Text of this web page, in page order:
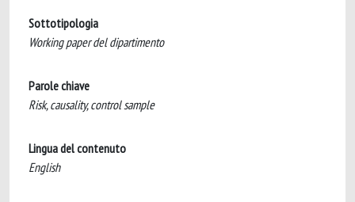
Sottotipologia
Working paper del dipartimento
Parole chiave
Risk, causality, control sample
Lingua del contenuto
English